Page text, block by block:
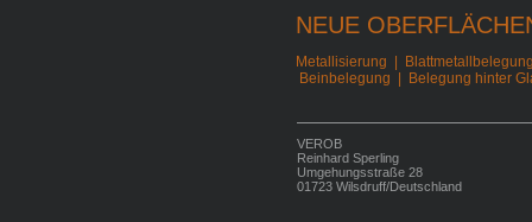
NEUE
Metallisierung
Beinbelegung
Belegung hinter
VEROB
Reinhard Sperling
Umgehungsstraße 28
01723 Wilsdruff/Deutschland